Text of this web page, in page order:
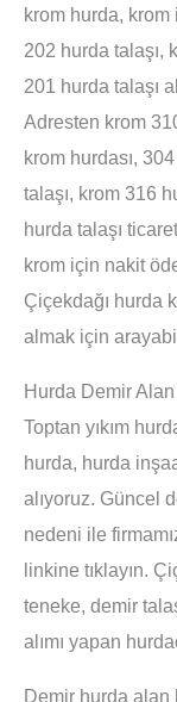
krom hurda, krom
202 hurda talaşı,
201 hurda talaşı
Adresten krom
krom hurdası,
talaşı, krom 316
hurda talaşı
krom için nakit
Çiçekdağı hurda
almak için
Hurda Demir Alan
Toptan yıkım
hurda, hurda
alıyoruz. Güncel
nedeni ile
linkine tıklayın.
teneke, demir
alımı yapan
Demir hurda alan